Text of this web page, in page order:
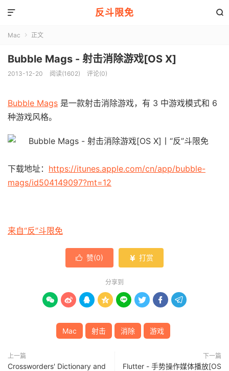
反斗限免 

Mac  正文
Bubble Mags - 射击消除游戏[OS X]
2013-12-20 阅读(1602) 评论(0)
Bubble Mags 是一款射击消除游戏，有 3 中游戏模式和 6
种游戏风格。
下载地址： https://itunes.apple.com/cn/app/bubble-
mags/id504149097?mt=12
来自“反”斗限免
 赞(0)  打赏
分享到
       
Mac 射击 消除 游戏
上一篇
Crossworders' Dictionary and
下一篇
Flutter - 手势操作媒体播放[OS